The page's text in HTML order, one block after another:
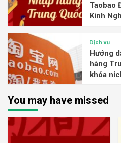
Taobao
Kinh
Dịch vụ
Hướng
hàng
khóa
You may have missed